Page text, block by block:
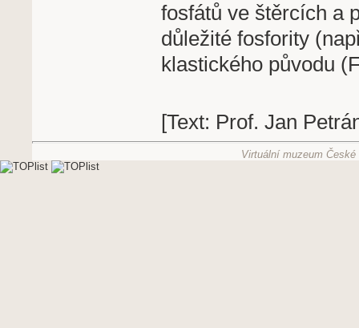
fosfátů ve štěrcích a
důležité fosfority
klastického původu
[Text: Prof. Jan
Virtuální muzeum